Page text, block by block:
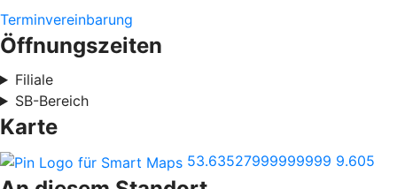
Terminvereinbarung
Öffnungszeiten
Filiale
SB-Bereich
Karte
53.63527999999999 9.605